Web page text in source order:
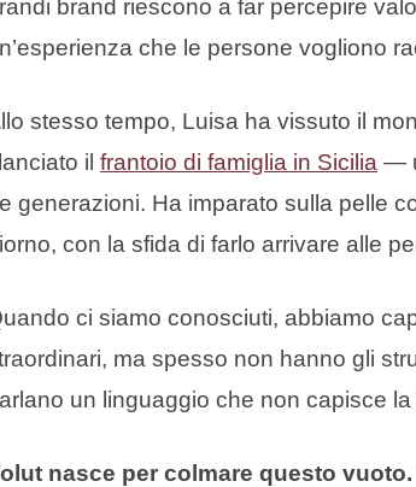
brand riescono a far percepire
che le persone vogliono
stesso tempo, Luisa ha vissuto il
il frantoio di famiglia in Sicilia —
generazioni. Ha imparato sulla pelle
con la sfida di farlo arrivare alle
ci siamo conosciuti, abbiamo
ma spesso non hanno gli
un linguaggio che non capisce
nasce per colmare questo vuoto.